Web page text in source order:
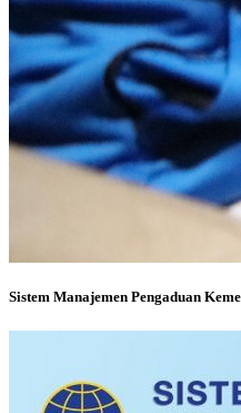
Sistem Manajemen Pengaduan